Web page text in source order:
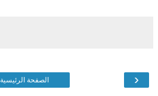
‹ الصفحة الرئيسية